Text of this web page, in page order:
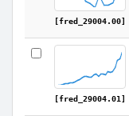
[fred_29004.00]
[fred_29004.01]